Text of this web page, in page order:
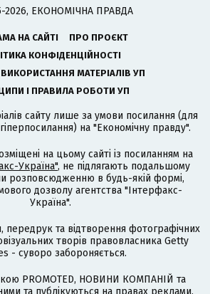
2026, ЕКОНОМІЧНА ПРАВДА
НА САЙТІ
ПРО ПРОЄКТ
КОНФІДЕНЦІЙНОСТІ
МАТЕРІАЛІВ УП
І ПРАВИЛА РОБОТИ УП
сайту лише за умови посилання (для
на "Економічну правду".
на цьому сайті із посиланням на
Україна", не підлягають подальшому
розповсюдженню в будь-якій формі,
дозволу агентства "Інтерфакс-
Україна".
передрук та відтворення фотографічних
творів правовласника Getty
- суворо забороняється.
PROMOTED, НОВИНИ КОМПАНІЙ та